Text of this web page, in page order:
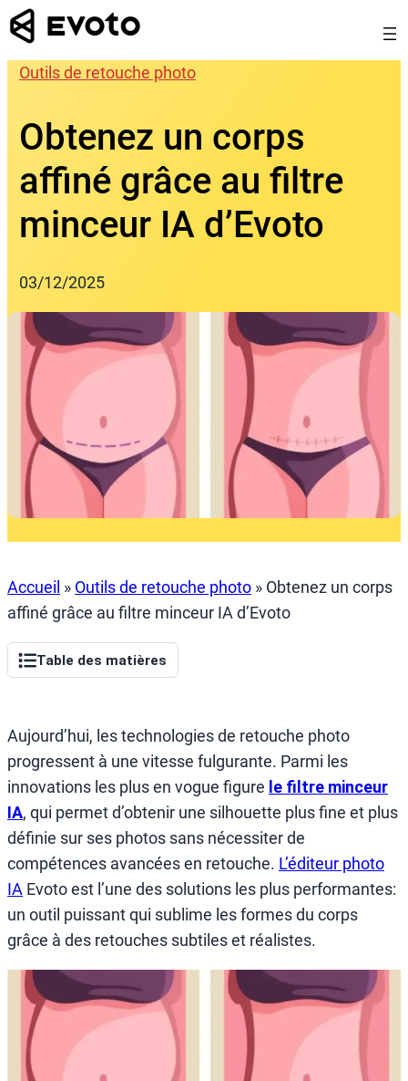
Skip
to
content
Outils de retouche photo
Obtenez un corps
affiné grâce au filtre
minceur IA d’Evoto
03/12/2025
Accueil » Outils de retouche photo » Obtenez un corps
affiné grâce au filtre minceur IA d’Evoto
Table des matières
Aujourd’hui, les technologies de retouche photo
progressent à une vitesse fulgurante. Parmi les
innovations les plus en vogue figure le filtre minceur
IA, qui permet d’obtenir une silhouette plus fine et plus
définie sur ses photos sans nécessiter de
compétences avancées en retouche. L’éditeur photo
IA Evoto est l’une des solutions les plus performantes:
un outil puissant qui sublime les formes du corps
grâce à des retouches subtiles et réalistes.